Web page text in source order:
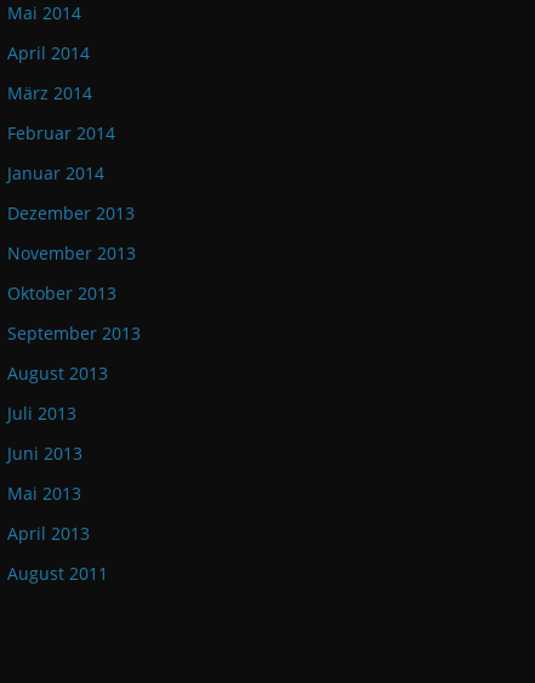
Mai 2014
April 2014
März 2014
Februar 2014
Januar 2014
Dezember 2013
November 2013
Oktober 2013
September 2013
August 2013
Juli 2013
Juni 2013
Mai 2013
April 2013
August 2011